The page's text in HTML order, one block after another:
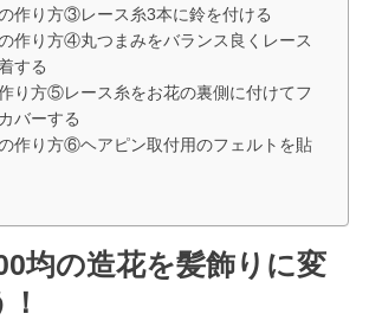
作り方③レース糸3本に鈴を付ける
作り方④丸つまみをバランス良くレース
する
り方⑤レース糸をお花の裏側に付けてフ
バーする
作り方⑥ヘアピン取付用のフェルトを貼
均の造花を髪飾りに変